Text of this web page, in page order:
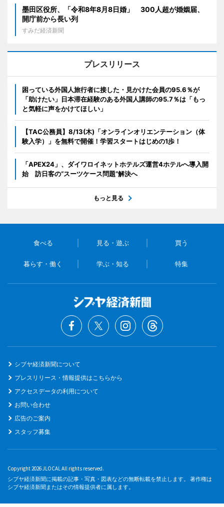
墨田区役所、「令和8年8月8日婚」 300人超が婚姻届、
開庁前から長い列
すみだ経済新聞
プレスリリース
困っている外国人旅行者に接した・見かけた会員の95.6％が
「助けたい」日本滞在経験のある外国人講師の95.7％は「もっ
と気軽に声をかけてほしい」
【TAC公務員】8/13(木)「オンラインオリエンテーション（体
験入学）」を無料で開催！学習スタートはじめの1歩！
「APEX24」、ダイワロイネットホテルズ運営4ホテルへ導入開
始 訪日客の“スーツケース問題”解決へ
もっと見る
食べる 見る・遊ぶ 買う
暮らす・働く 学ぶ・知る 特集
シブヤ経済新聞について
プレスリリース・情報提供はこちらから
アクセスデータの利用について
お問い合わせ
広告のご案内
スタッフ募集
Copyright 2026 JLOCAL All rights reserved.
シブヤ経済新聞に掲載の記事・写真・図表などの無断転載を禁止します。 著作権は
シブヤ経済新聞またはその情報提供者に属します。